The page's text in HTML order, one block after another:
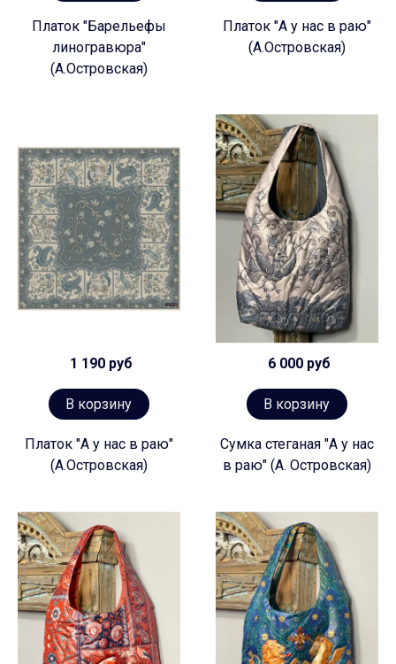
Платок "Барельефы
линогравюра"
(А.Островская)
Платок "А у нас в раю"
(А.Островская)
1 190 руб
В корзину
Платок "А у нас в раю"
(А.Островская)
6 000 руб
В корзину
Сумка стеганая "А у нас
в раю" (А. Островская)